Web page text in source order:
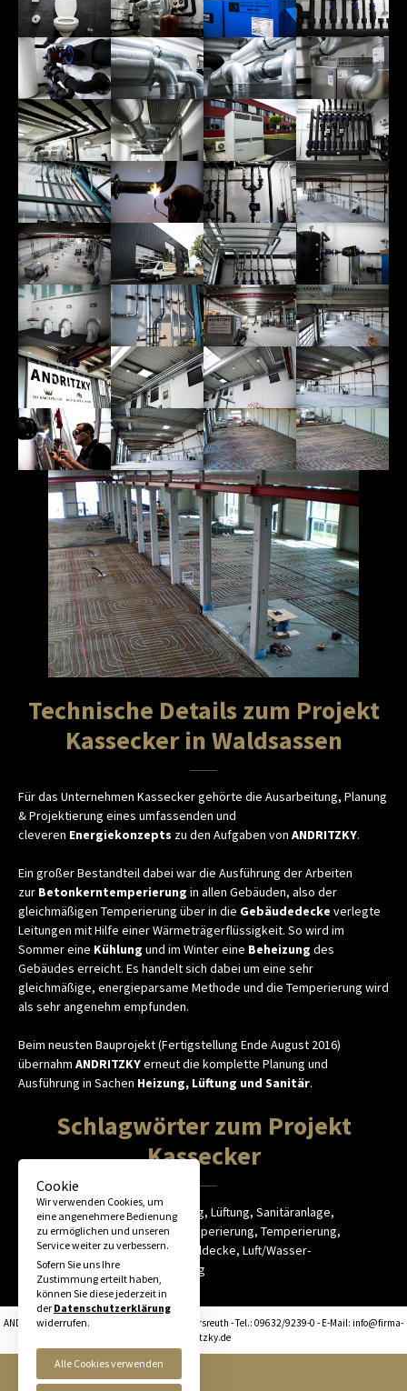
Technische Details zum Projekt
Kassecker in Waldsassen
Für das Unternehmen Kassecker gehörte die Ausarbeitung, Planung
& Projektierung eines umfassenden und
cleveren Energiekonzepts zu den Aufgaben von ANDRITZKY.
Ein großer Bestandteil dabei war die Ausführung der Arbeiten
zur Betonkerntemperierung in allen Gebäuden, also der
gleichmäßigen Temperierung über in die Gebäudedecke verlegte
Leitungen mit Hilfe einer Wärmeträgerflüssigkeit. So wird im
Sommer eine Kühlung und im Winter eine Beheizung des
Gebäudes erreicht. Es handelt sich dabei um eine sehr
gleichmäßige, energieparsame Methode und die Temperierung wird
als sehr angenehm empfunden.
Beim neusten Bauprojekt (Fertigstellung Ende August 2016)
übernahm ANDRITZKYerneut die komplette Planung und
Ausführung in Sachen Heizung, Lüftung und Sanitär.
Schlagwörter zum Projekt
Kassecker
Energiekonzept, Planung, Heizung, Lüftung, Sanitäranlage,
Sanitärinstallation, Betonkerntemperierung, Temperierung,
Wärmepumpe, stille Kühlung, Kühldecke, Luft/Wasser-
Wärmepumpen, Fußbodenheizung
ANDRITZKY - Industriestraße 20 - 95692 Konnersreuth - Tel.: 09632/9239-0 - E-Mail: info@firma-
andritzky.de
Cookie
Wir verwenden Cookies, um
eine angenehmere Bedienung
zu ermöglichen und unseren
Service weiter zu verbessern.
Sofern Sie uns Ihre
Zustimmung erteilt haben,
können Sie diese jederzeit in
der Datenschutzerklärung
widerrufen.
Alle Cookies verwenden